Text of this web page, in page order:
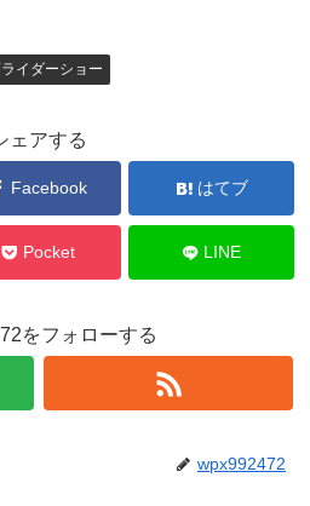
イダーショー
ェアする
Facebook はてブ
Pocket LINE
をフォローする
wpx992472